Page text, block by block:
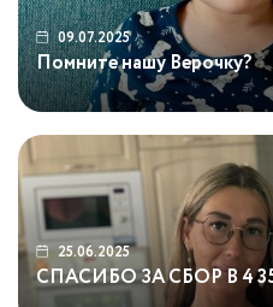
09.07.2025
Помните нашу Верочку?
25.06.2025
СПАСИБО ЗА СБОР В 4